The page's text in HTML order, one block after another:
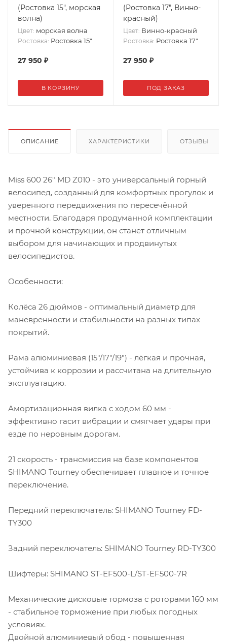
(Ростовка 15", морская
волна)
Цвет: морская волна
Ростовка: Ростовка 15"
27 950 ₽
В КОРЗИНУ
(Ростовка 17", Винно-
красный)
Цвет: Винно-красный
Ростовка: Ростовка 17"
27 950 ₽
ПОД ЗАКАЗ
ОПИСАНИЕ ХАРАКТЕРИСТИКИ ОТЗЫВЫ
Miss 600 26" MD Z010 - это универсальный горный
велосипед, созданный для комфортных прогулок и
уверенного передвижения по пересечённой
местности. Благодаря продуманной комплектации
и прочной конструкции, он станет отличным
выбором для начинающих и продвинутых
велосипедистов.
Особенности:
Колёса 26 дюймов - оптимальный диаметр для
маневренности и стабильности на разных типах
покрытий.
Рама алюминиевая (15"/17"/19") - лёгкая и прочная,
устойчива к коррозии и рассчитана на длительную
эксплуатацию.
Амортизационная вилка с ходом 60 мм -
эффективно гасит вибрации и смягчает удары при
езде по неровным дорогам.
21 скорость - трансмиссия на базе компонентов
SHIMANO Tourney обеспечивает плавное и точное
переключение.
Передний переключатель: SHIMANO Tourney FD-
TY300
Задний переключатель: SHIMANO Tourney RD-TY300
Шифтеры: SHIMANO ST-EF500-L/ST-EF500-7R
Механические дисковые тормоза с роторами 160 мм
- стабильное торможение при любых погодных
условиях.
Двойной алюминиевый обод - повышенная